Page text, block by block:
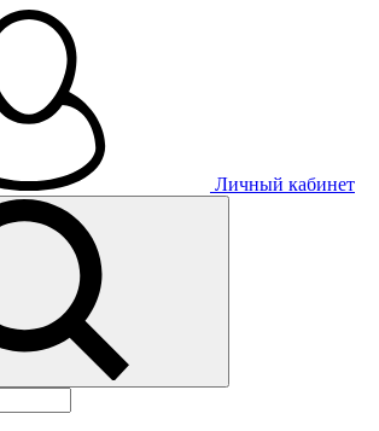
Личный кабинет